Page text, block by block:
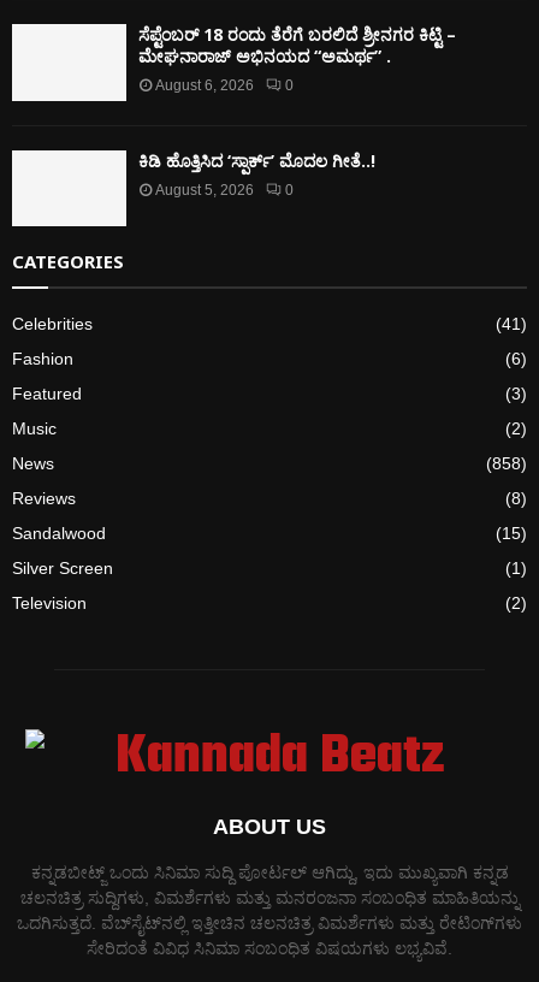
ಸೆಪ್ಟೆಂಬರ್ 18 ರಂದು ತೆರೆಗೆ ಬರಲಿದೆ ಶ್ರೀನಗರ ಕಿಟ್ಟಿ –
ಮೇಘನಾರಾಜ್ ಅಭಿನಯದ “ಅಮರ್ಥ” .
August 6, 2026 0
ಕಿಡಿ‌‌ ಹೊತ್ತಿಸಿದ ‘ಸ್ಪಾರ್ಕ್’ ಮೊದಲ‌ ಗೀತೆ..!
August 5, 2026 0
CATEGORIES
Celebrities
(41)
Fashion
(6)
Featured
(3)
Music
(2)
News
(858)
Reviews
(8)
Sandalwood
(15)
Silver Screen
(1)
Television
(2)
ABOUT US
ಕನ್ನಡಬೀಟ್ಜ್ ಒಂದು ಸಿನಿಮಾ ಸುದ್ದಿ ಪೋರ್ಟಲ್ ಆಗಿದ್ದು, ಇದು ಮುಖ್ಯವಾಗಿ ಕನ್ನಡ
ಚಲನಚಿತ್ರ ಸುದ್ದಿಗಳು, ವಿಮರ್ಶೆಗಳು ಮತ್ತು ಮನರಂಜನಾ ಸಂಬಂಧಿತ ಮಾಹಿತಿಯನ್ನು
ಒದಗಿಸುತ್ತದೆ. ವೆಬ್‌ಸೈಟ್‌ನಲ್ಲಿ ಇತ್ತೀಚಿನ ಚಲನಚಿತ್ರ ವಿಮರ್ಶೆಗಳು ಮತ್ತು ರೇಟಿಂಗ್‌ಗಳು
ಸೇರಿದಂತೆ ವಿವಿಧ ಸಿನಿಮಾ ಸಂಬಂಧಿತ ವಿಷಯಗಳು ಲಭ್ಯವಿವೆ.